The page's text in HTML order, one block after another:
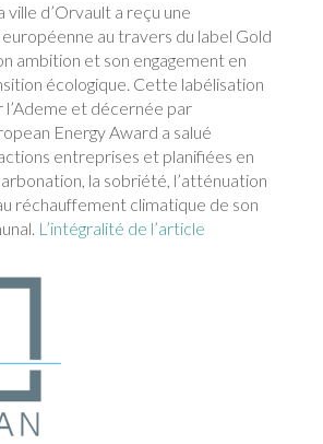
ville d’Orvault a reçu une
au travers du label Gold
ambition et son engagement en
écologique. Cette labélisation
et décernée par
Energy Award a salué
entreprises et planifiées en
la sobriété, l’atténuation
réchauffement climatique de son
L’intégralité de l’article